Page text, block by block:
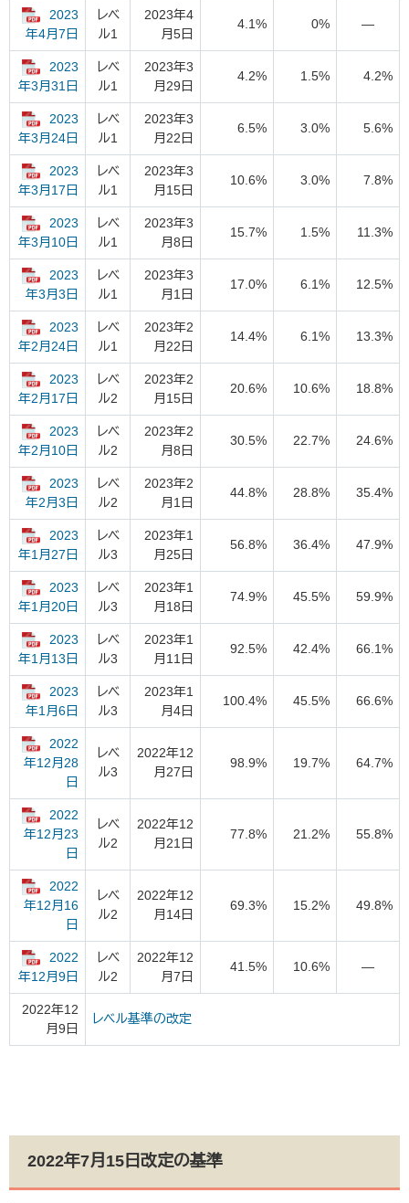
2023
年4月7日
レベ
ル1
2023年4
月5日
4.1% 0% ―
2023
年3月31日
レベ
ル1
2023年3
月29日
4.2% 1.5% 4.2%
2023
年3月24日
レベ
ル1
2023年3
月22日
6.5% 3.0% 5.6%
2023
年3月17日
レベ
ル1
2023年3
月15日
10.6% 3.0% 7.8%
2023
年3月10日
レベ
ル1
2023年3
月8日
15.7% 1.5% 11.3%
2023
年3月3日
レベ
ル1
2023年3
月1日
17.0% 6.1% 12.5%
2023
年2月24日
レベ
ル1
2023年2
月22日
14.4% 6.1% 13.3%
2023
年2月17日
レベ
ル2
2023年2
月15日
20.6% 10.6% 18.8%
2023
年2月10日
レベ
ル2
2023年2
月8日
30.5% 22.7% 24.6%
2023
年2月3日
レベ
ル2
2023年2
月1日
44.8% 28.8% 35.4%
2023
年1月27日
レベ
ル3
2023年1
月25日
56.8% 36.4% 47.9%
2023
年1月20日
レベ
ル3
2023年1
月18日
74.9% 45.5% 59.9%
2023
年1月13日
レベ
ル3
2023年1
月11日
92.5% 42.4% 66.1%
2023
年1月6日
レベ
ル3
2023年1
月4日
100.4% 45.5% 66.6%
2022
年12月28
日
レベ
ル3
2022年12
月27日
98.9% 19.7% 64.7%
2022
年12月23
日
レベ
ル2
2022年12
月21日
77.8% 21.2% 55.8%
2022
年12月16
日
レベ
ル2
2022年12
月14日
69.3% 15.2% 49.8%
2022
年12月9日
レベ
ル2
2022年12
月7日
41.5% 10.6% ―
2022年12
月9日
レベル基準の改定
2022年7月15日改定の基準